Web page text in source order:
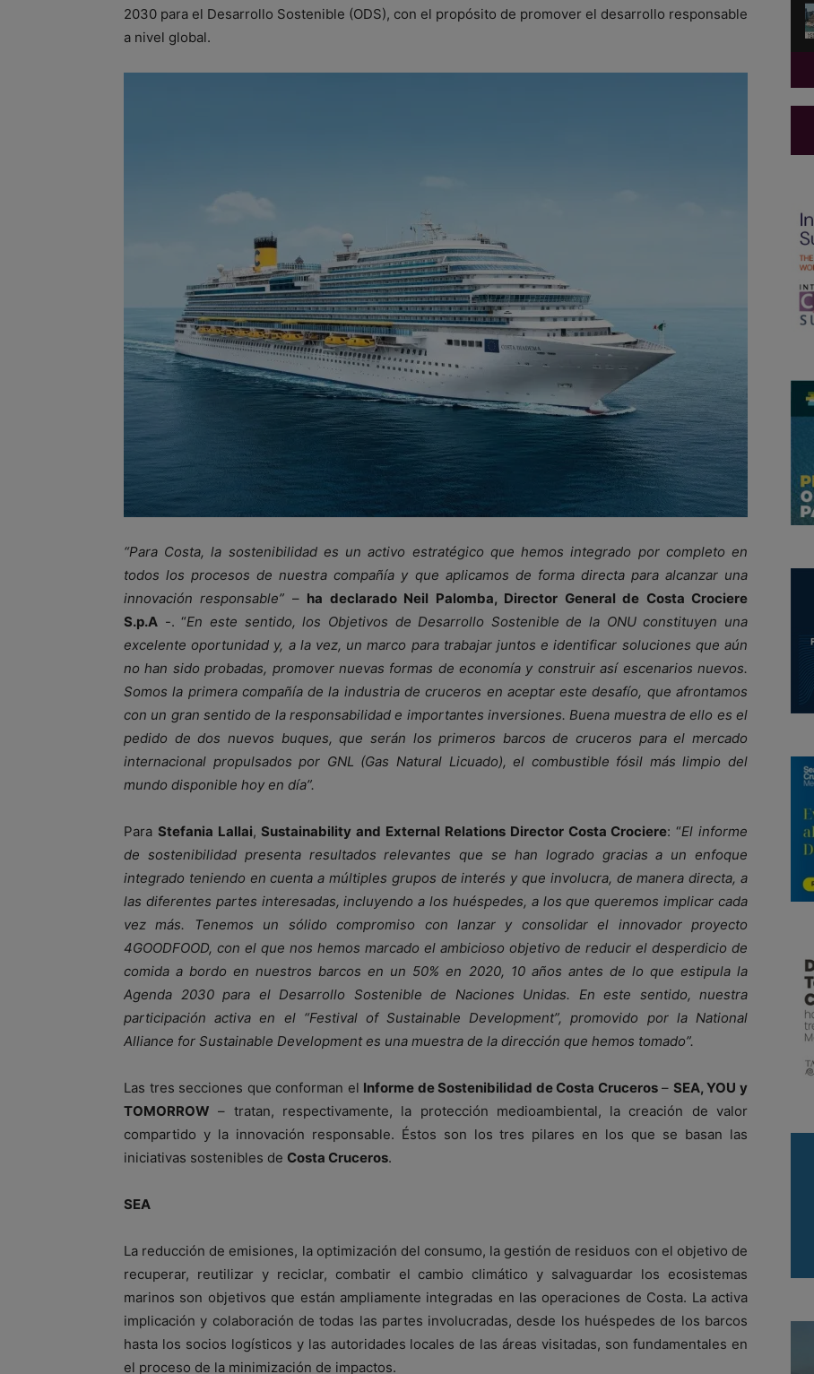
2030 para el Desarrollo Sostenible (ODS), con el propósito de promover el desarrollo responsable
a nivel global.
“Para Costa, la sostenibilidad es un activo estratégico que hemos integrado por completo en
todos los procesos de nuestra compañía y que aplicamos de forma directa para alcanzar una
innovación responsable” – ha declarado Neil Palomba, Director General de Costa Crociere
S.p.A -. “En este sentido, los Objetivos de Desarrollo Sostenible de la ONU constituyen una
excelente oportunidad y, a la vez, un marco para trabajar juntos e identificar soluciones que aún
no han sido probadas, promover nuevas formas de economía y construir así escenarios nuevos.
Somos la primera compañía de la industria de cruceros en aceptar este desafío, que afrontamos
con un gran sentido de la responsabilidad e importantes inversiones. Buena muestra de ello es el
pedido de dos nuevos buques, que serán los primeros barcos de cruceros para el mercado
internacional propulsados por GNL (Gas Natural Licuado), el combustible fósil más limpio del
mundo disponible hoy en día”.
Para Stefania Lallai, Sustainability and External Relations Director Costa Crociere: “El informe
de sostenibilidad presenta resultados relevantes que se han logrado gracias a un enfoque
integrado teniendo en cuenta a múltiples grupos de interés y que involucra, de manera directa, a
las diferentes partes interesadas, incluyendo a los huéspedes, a los que queremos implicar cada
vez más. Tenemos un sólido compromiso con lanzar y consolidar el innovador proyecto
4GOODFOOD, con el que nos hemos marcado el ambicioso objetivo de reducir el desperdicio de
comida a bordo en nuestros barcos en un 50% en 2020, 10 años antes de lo que estipula la
Agenda 2030 para el Desarrollo Sostenible de Naciones Unidas. En este sentido, nuestra
participación activa en el “Festival of Sustainable Development”, promovido por la National
Alliance for Sustainable Development es una muestra de la dirección que hemos tomado”.
Las tres secciones que conforman el Informe de Sostenibilidad de Costa Cruceros– SEA, YOU y
TOMORROW – tratan, respectivamente, la protección medioambiental, la creación de valor
compartido y la innovación responsable. Éstos son los tres pilares en los que se basan las
iniciativas sostenibles de Costa Cruceros.
SEA
La reducción de emisiones, la optimización del consumo, la gestión de residuos con el objetivo de
recuperar, reutilizar y reciclar, combatir el cambio climático y salvaguardar los ecosistemas
marinos son objetivos que están ampliamente integradas en las operaciones de Costa. La activa
implicación y colaboración de todas las partes involucradas, desde los huéspedes de los barcos
hasta los socios logísticos y las autoridades locales de las áreas visitadas, son fundamentales en
el proceso de la minimización de impactos.